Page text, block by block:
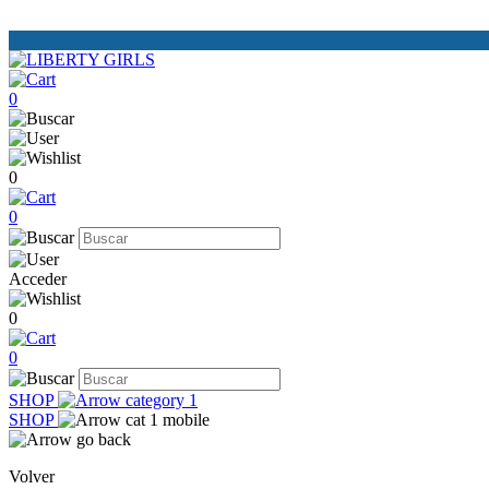
0
0
0
Acceder
0
0
SHOP
SHOP
Volver